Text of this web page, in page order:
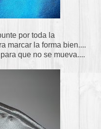
por toda la
marcar la forma bien....
que no se mueva....